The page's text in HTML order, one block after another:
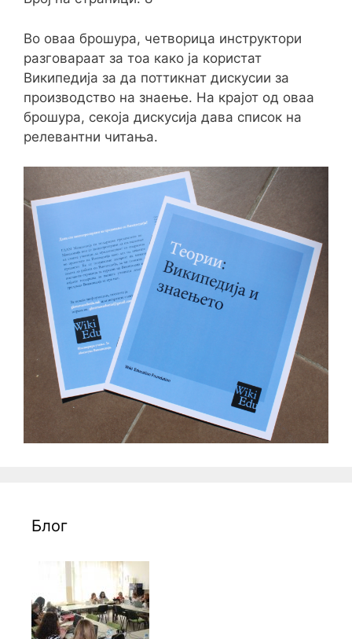
Во оваа брошура, четворица инструктори
разговараат за тоа како ја користат
Википедија за да поттикнат дискусии за
производство на знаење. На крајот од оваа
брошура, секоја дискусија дава список на
релевантни читања.
Блог